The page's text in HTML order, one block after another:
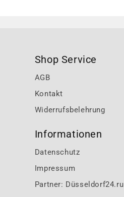
Shop Service
AGB
Kontakt
Widerrufsbelehrung
Informationen
Datenschutz
Impressum
Partner: Düsseldorf24.ru